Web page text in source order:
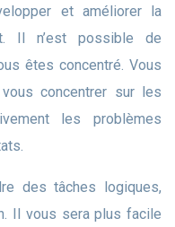
Il n’est possible de
êtes concentré. Vous
concentrer sur les
les problèmes
Il vous sera plus facile